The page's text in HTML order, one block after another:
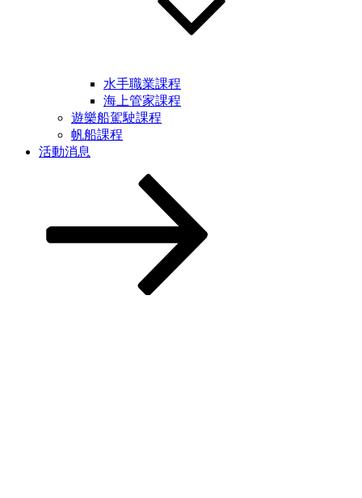
水手職業課程
海上管家課程
遊樂船駕駛課程
帆船課程
活動消息